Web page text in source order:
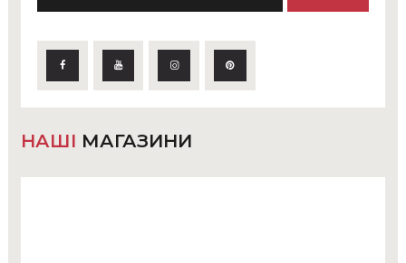
НАШІ МАГАЗИНИ